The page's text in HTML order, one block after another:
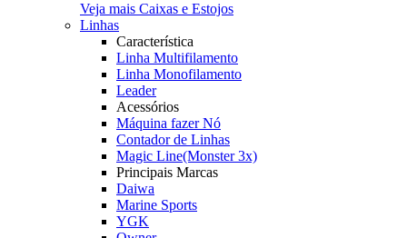
Veja mais Caixas e Estojos
Linhas
Característica
Linha Multifilamento
Linha Monofilamento
Leader
Acessórios
Máquina fazer Nó
Contador de Linhas
Magic Line(Monster 3x)
Principais Marcas
Daiwa
Marine Sports
YGK